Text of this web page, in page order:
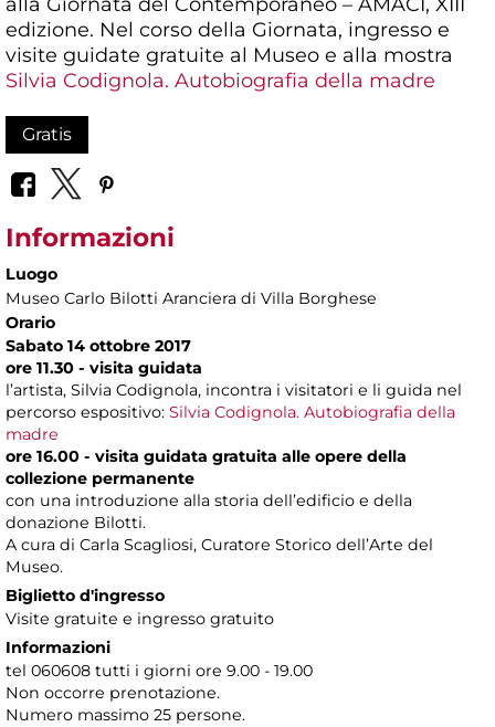
edizione. Nel corso della Giornata, ingresso e
visite guidate gratuite al Museo e alla mostra
Silvia Codignola. Autobiografia della madre
Gratis
Informazioni
Luogo
Museo Carlo Bilotti Aranciera di Villa Borghese
Orario
Sabato 14 ottobre 2017
ore 11.30 - visita guidata
l’artista, Silvia Codignola, incontra i visitatori e li guida nel
percorso espositivo: Silvia Codignola. Autobiografia della
madre
ore 16.00 - visita guidata gratuita alle opere della
collezione permanente
con una introduzione alla storia dell’edificio e della
donazione Bilotti.
A cura di Carla Scagliosi, Curatore Storico dell’Arte del
Museo.
Biglietto d'ingresso
Visite gratuite e ingresso gratuito
Informazioni
tel 060608 tutti i giorni ore 9.00 - 19.00
Non occorre prenotazione.
Numero massimo 25 persone.